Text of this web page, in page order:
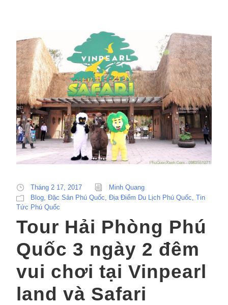
Tháng 2 17, 2017
Minh Quang
Blog Đặc Sản Phú Quốc Địa Điểm Du Lịch Phú Quốc Tin
Tức Phú Quốc
Tour Hải Phòng Phú
Quốc 3 ngày 2 đêm
vui chơi tại Vinpearl
land và Safari